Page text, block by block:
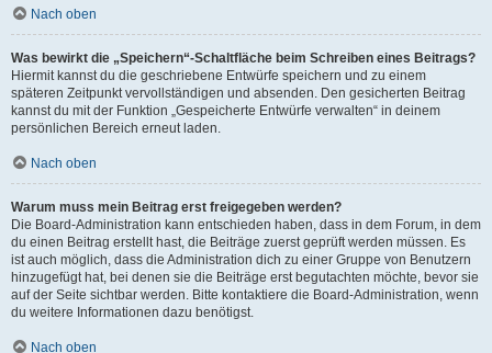
Nach oben
Was bewirkt die „Speichern“-Schaltfläche beim Schreiben eines Beitrags?
Hiermit kannst du die geschriebene Entwürfe speichern und zu einem
späteren Zeitpunkt vervollständigen und absenden. Den gesicherten Beitrag
kannst du mit der Funktion „Gespeicherte Entwürfe verwalten“ in deinem
persönlichen Bereich erneut laden.
Nach oben
Warum muss mein Beitrag erst freigegeben werden?
Die Board-Administration kann entschieden haben, dass in dem Forum, in dem
du einen Beitrag erstellt hast, die Beiträge zuerst geprüft werden müssen. Es
ist auch möglich, dass die Administration dich zu einer Gruppe von Benutzern
hinzugefügt hat, bei denen sie die Beiträge erst begutachten möchte, bevor sie
auf der Seite sichtbar werden. Bitte kontaktiere die Board-Administration, wenn
du weitere Informationen dazu benötigst.
Nach oben